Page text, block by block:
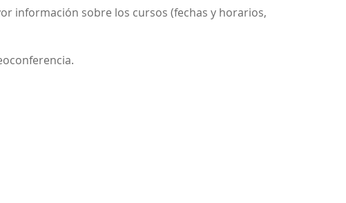
información sobre los cursos (fechas y horarios,